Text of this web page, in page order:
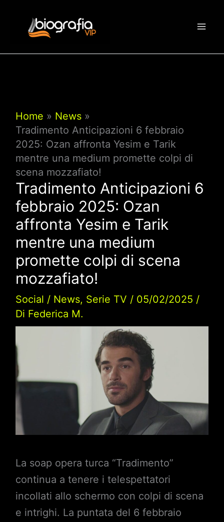
contenuto
Home
News
Tradimento Anticipazioni 6 febbraio
2025: Ozan affronta Yesim e Tarik
mentre una medium promette colpi di
scena mozzafiato!
Tradimento Anticipazioni 6
febbraio 2025: Ozan
affronta Yesim e Tarik
mentre una medium
promette colpi di scena
mozzafiato!
Social / News, Serie TV / 05/02/2025 /
Di Federica M.
La soap opera turca “Tradimento”
continua a tenere i telespettatori
incollati allo schermo con colpi di scena
e intrighi. La puntata del 6 febbraio